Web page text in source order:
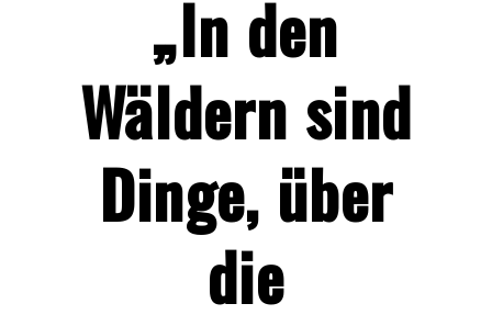
„In den
Wäldern sind
Dinge, über
die